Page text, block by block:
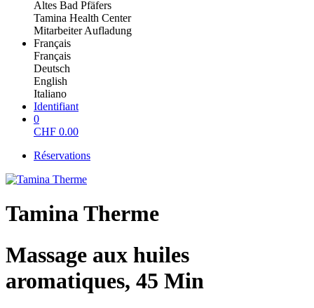
Altes Bad Pfäfers
Tamina Health Center
Mitarbeiter Aufladung
Français
Français
Deutsch
English
Italiano
Identifiant
0
CHF 0.00
Réservations
Tamina Therme
Massage aux huiles
aromatiques, 45 Min